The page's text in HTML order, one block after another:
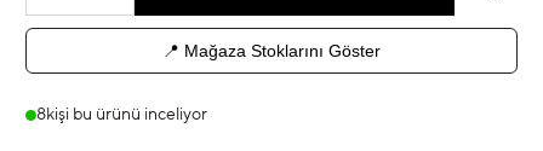
📍 Mağaza Stoklarını Göster
8kişi bu ürünü inceliyor